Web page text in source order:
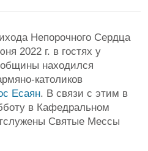
Непорочного Сердца
2022 г. в гостях у
общины находился
католиков
Есаян. В связи с этим в
в Кафедральном
Святые Мессы